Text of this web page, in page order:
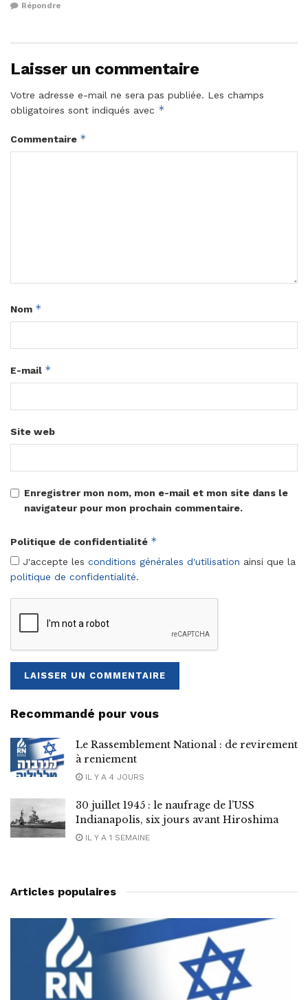
Répondre
Laisser un commentaire
Votre adresse e-mail ne sera pas publiée. Les champs
obligatoires sont indiqués avec *
Commentaire *
Nom *
E-mail *
Site web
Enregistrer mon nom, mon e-mail et mon site dans le
navigateur pour mon prochain commentaire.
Politique de confidentialité *
J'accepte les conditions générales d'utilisation ainsi que la
politique de confidentialité.
Recommandé pour vous
Le Rassemblement National : de revirement
à reniement
IL Y A 4 JOURS
30 juillet 1945 : le naufrage de l’USS
Indianapolis, six jours avant Hiroshima
IL Y A 1 SEMAINE
Articles populaires